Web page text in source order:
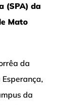
(SPA) da
Mato
da
da